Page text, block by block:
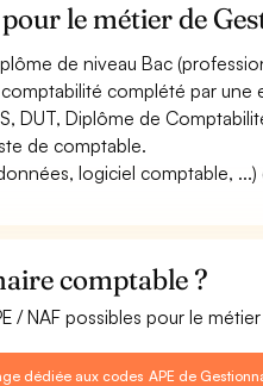
le métier de
de niveau Bac
complété par
DUT, Diplôme de
de comptable.
logiciel comptable, ...)
comptable ?
/ NAF possibles pour le
dédiée aux codes APE de